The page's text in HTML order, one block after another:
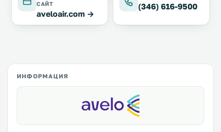
САЙТ
aveloair.com →
(346) 616-9500
ИНФОРМАЦИЯ